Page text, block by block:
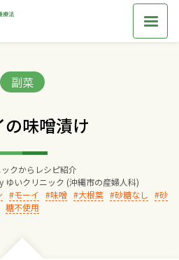
Categories:
副菜
の味噌漬け
クからレシピ紹介
ゆいクリニック (沖縄市の産婦人科)
モーイ 味噌 大根葉 砂糖なし
砂
糖不使用
のごあいさつ